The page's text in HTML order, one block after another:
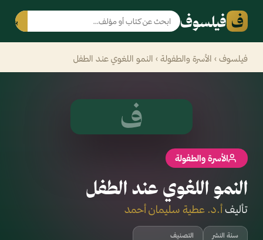
ف فيلسوف بحث
فيلسوف › الأسرة والطفولة › النمو اللغوي عند الطفل
ف
الأسرة والطفولة
النمو اللغوي عند الطفل
تأليفأ.د. عطية سليمان أحمد
سنة النشر التصنيف